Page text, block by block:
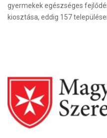
gyermekek egészséges
kiosztása, eddig 157